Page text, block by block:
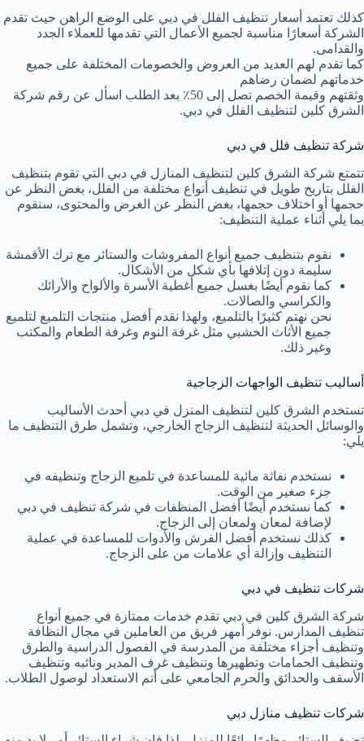
كذلك تعتمد أسعار تنظيف الفلل في دبي على الوضع الراهن حيث تقدم
الشركة أسعارًا مناسبة لجميع الأعمال التي تقدمها للعملاء الجدد
والقدامى.
كما تقدم لهم العديد من العروض والخصومات المختلفة على جميع
خدماتهم لضمان رضاهم
وثقتهم وقيمة الخصم تصل إلى 50٪ بعد الطلب اسأل عن رقم شركة
الشرق كلين لتنظيف الفلل في دبي.
شركة تنظيف فلل في دبي
تتمتع شركة الشرق كلين لتنظيف المنازل في دبي التي تقوم بتنظيف
الفلل بتاريخ طويل في تنظيف أنواع مختلفة من الفلل، بغض النظر عن
حجمها أو اختلاف حجمها، بغض النظر عن الغرض والمحتوى، سنقوم
بما يلي أثناء عملية التنظيف:
نقوم بتنظيف جميع أنواع المفروشات والستائر مع ترك الأقمشة
سليمة دون إتلافها بأي شكل من الأشكال.
كما نقوم أيضًا بغسل جميع أغطية الأسرة والألواح والأرائك
والكراسي والصالات.
نحن نهتم كثيرًا بالتلميع، ولهذا نقدم أفضل منتجات التلميع لتلميع
جميع الأثاث الخشبي مثل غرفة النوم وغرفة الطعام والمكتب
وغير ذلك.
أساليب تنظيف الواجهات الزجاجية
تستخدم الشرق كلين لتنظيف المنزل في دبي أحدث الأساليب
والوسائل الحديثة لتنظيف الزجاج الخارجي، وتشمل طرق التنظيف ما
يلي:
نستخدم نفاثة مائية للمساعدة في تلميع الزجاج وتنظيفه في
جزء صغير من الوقت.
كما نستخدم أيضًا أفضل المنظفات في شركة تنظيف في دبي
لإضافة لمعان ولمعان إلى الزجاج.
كذلك نستخدم أفضل الفرش والأدوات للمساعدة في عملية
التنظيف وإزالة أي علامات من على الزجاج.
شركات تنظيف في دبي
شركة الشرق كلين في دبي تقدم خدمات ممتازة في جميع أنواع
تنظيف المدارس. نوفر أمهر فريق من العاملين في مجال النظافة
وتنظيف أجزاء مختلفة من المدرسة في الفصول الدراسية والطرق
وتنظيف الحمامات وتطهيرها وتنظيف غرف المدير ونائبه وتنظيف
الأسقف والحدائق والحرم الجامعي على أتم الاستعداد لوصول الطلاب.
شركات تنظيف منازل دبي